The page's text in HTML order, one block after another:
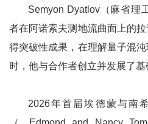
Semyon Dyatlov（麻省理
者在阿诺索夫测地流曲面上的
得突破性成果，在理解量子混
时，他与合作者创立并发展了基
2026年首届埃德蒙与南